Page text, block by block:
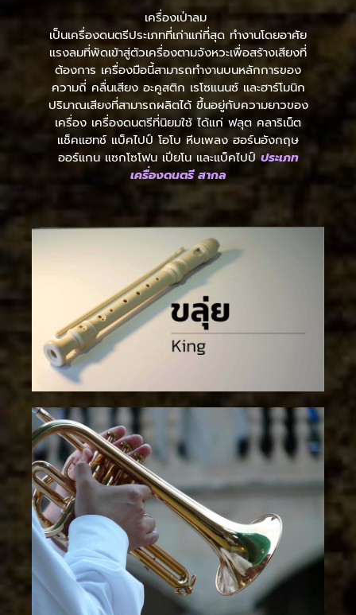
เครื่องเป่าลม
เป็นเครื่องดนตรีประเภทที่เก่าแก่ที่สุด ทำงานโดยอาศัย
แรงลมที่พัดเข้าสู่ตัวเครื่องตามจังหวะเพื่อสร้างเสียงที่
ต้องการ เครื่องมือนี้สามารถทำงานบนหลักการของ
ความถี่ คลื่นเสียง อะคูสติก เรโซแนนซ์ และฮาร์โมนิก
ปริมาณเสียงที่สามารถผลิตได้ ขึ้นอยู่กับความยาวของ
เครื่อง เครื่องดนตรีที่นิยมใช้ ได้แก่ ฟลุต คลาริเน็ต
แช็คแฮทช์ แบ็คไปป์ โอโบ หีบเพลง ฮอร์นอังกฤษ
ออร์แกน แซกโซโฟน เปียโน และแบ็คไปป์ประเภท
เครื่องดนตรี สากล